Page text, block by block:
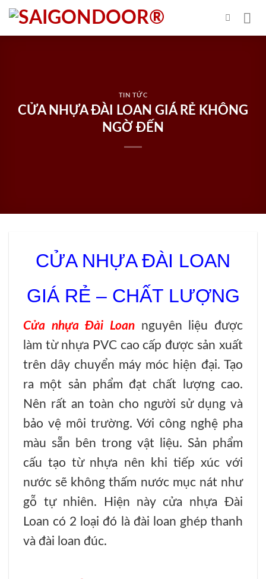
Skip
content
TIN TỨC
CỬA NHỰA ĐÀI LOAN GIÁ RẺ KHÔNG
NGỜ ĐẾN
CỬA NHỰA ĐÀI LOAN
GIÁ RẺ – CHẤT LƯỢNG
Cửa nhựa Đài Loan nguyên liệu được
làm từ nhựa PVC cao cấp được sản xuất
trên dây chuyển máy móc hiện đại. Tạo
ra một sản phẩm đạt chất lượng cao.
Nên rất an toàn cho người sử dụng và
bảo vệ môi trường. Với công nghệ pha
màu sẵn bên trong vật liệu. Sản phẩm
cấu tạo từ nhựa nên khi tiếp xúc với
nước sẽ không thấm nước mục nát như
gỗ tự nhiên. Hiện này cửa nhựa Đài
Loan có 2 loại đó là đài loan ghép thanh
và đài loan đúc.